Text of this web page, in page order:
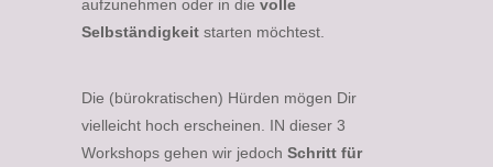
aufzunehmen oder in die volle
Selbständigkeit starten möchtest.
Die (bürokratischen) Hürden mögen Dir
vielleicht hoch erscheinen. IN dieser 3
Workshops gehen wir jedoch Schritt für